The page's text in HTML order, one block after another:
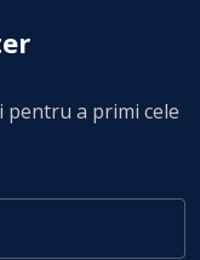
a primi cele